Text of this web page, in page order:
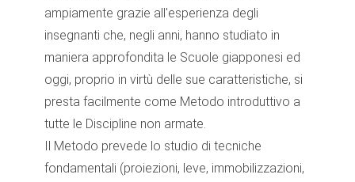
ampiamente grazie all'esperienza degli
insegnanti che, negli anni, hanno studiato in
maniera approfondita le Scuole giapponesi ed
oggi, proprio in virtù delle sue caratteristiche, si
presta facilmente come Metodo introduttivo a
tutte le Discipline non armate.
Il Metodo prevede lo studio di tecniche
fondamentali (proiezioni, leve, immobilizzazioni,